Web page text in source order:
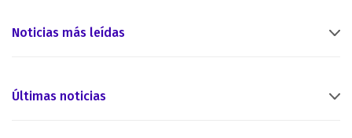
Noticias más leídas
Últimas noticias